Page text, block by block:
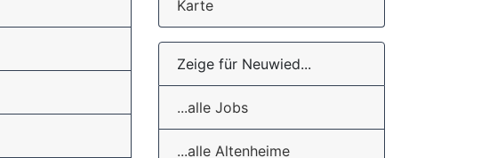
Karte
Zeige für Neuwied...
...alle Jobs
...alle Altenheime